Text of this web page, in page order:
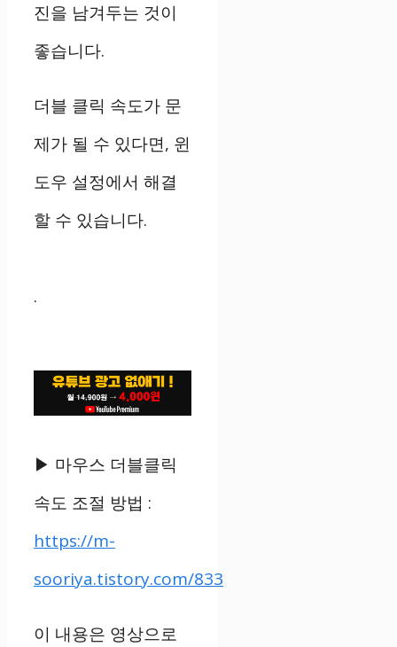
진을 남겨두는 것이
좋습니다.
더블 클릭 속도가 문
제가 될 수 있다면, 윈
도우 설정에서 해결
할 수 있습니다.
.
▶ 마우스 더블클릭
속도 조절 방법 :
https://m-
sooriya.tistory.com/833
이 내용은 영상으로